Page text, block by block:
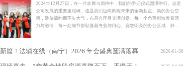
2024年12月27日，在一片欢腾与期待中，我们的乔迁仪式圆满举行。这是
公司发展的重要里程碑，也是我们迈向辉煌未来的全新起点。新的办公空
间，装修简约而不失大气，布局合理且充满创意。每一个角落都散发着活
力与激情，每一处细节都彰显着专业与用心。宽敞明亮的办公区域，舒适
讲话，对公司的过去进行了深情回顾，对所有员工的辛勤努力给予了充分
肯定。同时，也对未来的发展提出了殷切期望和宏伟蓝图，激励着每一位
公司成员在新的工作环境中勇攀高峰，再创佳绩。此次乔迁，不仅是办公
篇！法辅在线（南宁）2026 年会盛典圆满落幕 2026-01-30